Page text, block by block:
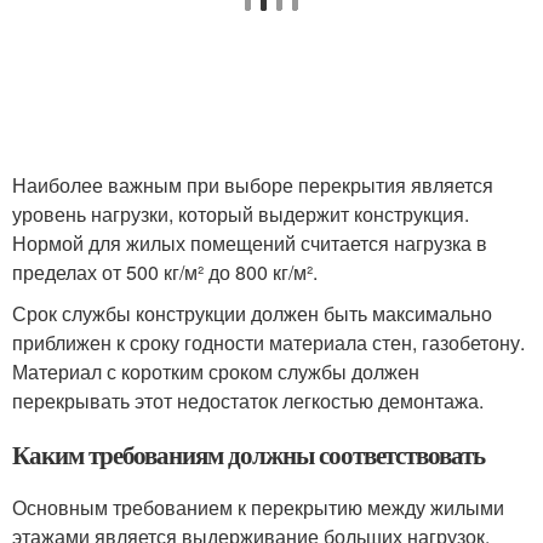
Наиболее важным при выборе перекрытия является
уровень нагрузки, который выдержит конструкция.
Нормой для жилых помещений считается нагрузка в
пределах от 500 кг/м² до 800 кг/м².
Срок службы конструкции должен быть максимально
приближен к сроку годности материала стен, газобетону.
Материал с коротким сроком службы должен
перекрывать этот недостаток легкостью демонтажа.
Каким требованиям должны соответствовать
Основным требованием к перекрытию между жилыми
этажами является выдерживание больших нагрузок.